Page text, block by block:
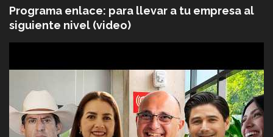
Programa enlace: para llevar a tu empresa al
siguiente nivel (video)